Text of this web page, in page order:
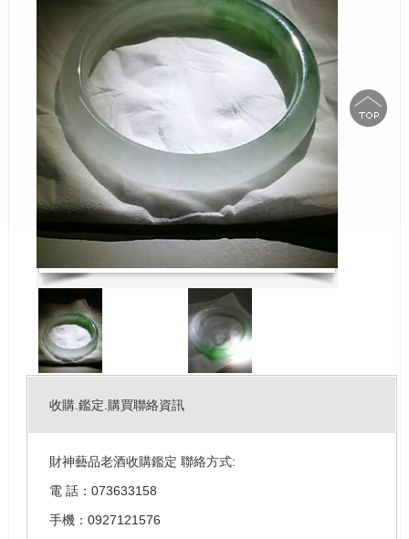
收購.鑑定.購買聯絡資訊
財神藝品老酒收購鑑定 聯絡方式:
電 話：073633158
手機：0927121576